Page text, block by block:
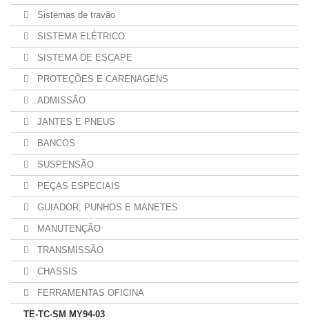
Sistemas de travão
SISTEMA ELÉTRICO
SISTEMA DE ESCAPE
PROTEÇÕES E CARENAGENS
ADMISSÃO
JANTES E PNEUS
BANCOS
SUSPENSÃO
PEÇAS ESPECIAIS
GUIADOR, PUNHOS E MANETES
MANUTENÇÃO
TRANSMISSÃO
CHASSIS
FERRAMENTAS OFICINA
TE-TC-SM MY94-03